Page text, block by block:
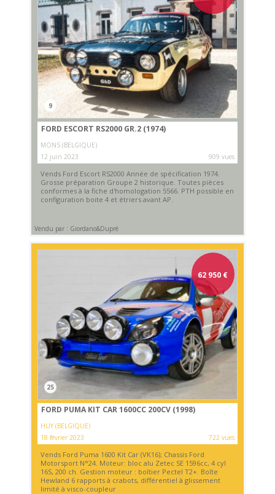
9
FORD ESCORT RS2000 GR.2 (1974)
MONS (BELGIQUE)
12 juin 2023
909 vues
Vends Ford Escort RS2000 Année de spécification 1974.
Grosse préparation Groupe 2 historique. Toutes pièces
conformes à la fiche d'homologation 5566. PTH possible en
configuration boite 4 et étriers avant AP.
Vendu par : Giordano&Dupré
62 950 €
25
FORD PUMA KIT CAR 1600CC 200CV (1998)
HUY (BELGIQUE)
18 février 2023
722 vues
Vends Ford Puma 1600 Kit Car (VK16); Chassis Ford
Motorsport N°24. Moteur: bloc alu Zetec SE 1596cc, 4 cyl
16S, 200 ch. Gestion moteur : boîtier Pectel T2+. Boîte
Hewland 6 rapports à crabots, différentiel à glissement
limité à visco-coupleur